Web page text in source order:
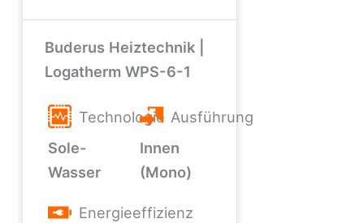
Buderus Heiztechnik |
Logatherm WPS-6-1
Technologie
Sole-
Wasser
Ausführung
Innen
(Mono)
Energieeffizienz